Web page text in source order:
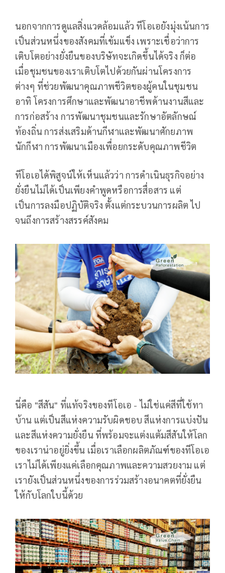
นอกจากการดูแลสิ่งแวดล้อมแล้ว ทีโอเอยังมุ่งเน้นการ
เป็นส่วนหนึ่งของสังคมที่เข้มแข็ง เพราะเชื่อว่าการ
เติบโตอย่างยั่งยืนของบริษัทจะเกิดขึ้นได้จริง ก็ต่อ
เมื่อชุมชนของเราเติบโตไปด้วยกันผ่านโครงการ
ต่างๆ ที่ช่วยพัฒนาคุณภาพชีวิตของผู้คนในชุมชน
อาทิ โครงการศึกษาและพัฒนาอาชีพด้านงานสีและ
การก่อสร้าง การพัฒนาชุมชนและรักษาอัตลักษณ์
ท้องถิ่น การส่งเสริมด้านกีฬาและพัฒนาศักยภาพ
นักกีฬา การพัฒนาเมืองเพื่อยกระดับคุณภาพชีวิต
ทีโอเอได้พิสูจน์ให้เห็นแล้วว่า การดำเนินธุรกิจอย่าง
ยั่งยืนไม่ได้เป็นเพียงคำพูดหรือการสื่อสาร แต่
เป็นการลงมือปฏิบัติจริง ตั้งแต่กระบวนการผลิต ไป
จนถึงการสร้างสรรค์สังคม
นี่คือ "สีสัน" ที่แท้จริงของทีโอเอ - ไม่ใช่แค่สีที่ใช้ทา
บ้าน แต่เป็นสีแห่งความรับผิดชอบ สีแห่งการแบ่งปัน
และสีแห่งความยั่งยืน ที่พร้อมจะแต่งแต้มสีสันให้โลก
ของเราน่าอยู่ยิ่งขึ้น เมื่อเราเลือกผลิตภัณฑ์ของทีโอเอ
เราไม่ได้เพียงแค่เลือกคุณภาพและความสวยงาม แต่
เรายังเป็นส่วนหนึ่งของการร่วมสร้างอนาคตที่ยั่งยืน
ให้กับโลกใบนี้ด้วย